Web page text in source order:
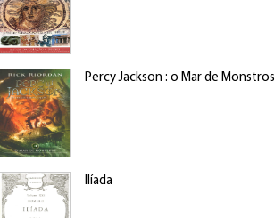
Percy Jackson : o Mar de Monstros
Ilíada